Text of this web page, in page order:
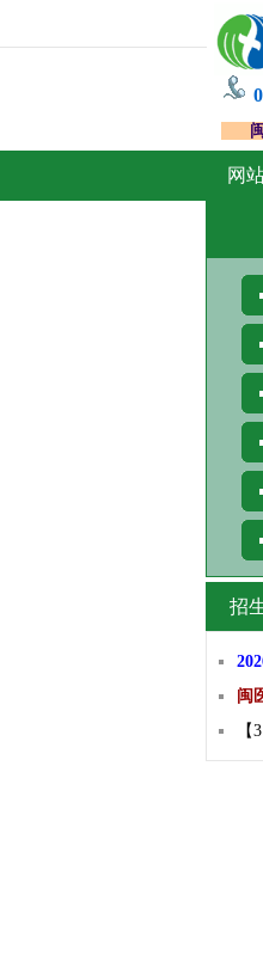
网
闽
招
闽